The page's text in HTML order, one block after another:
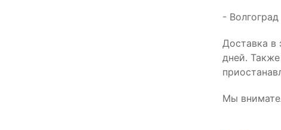
- Волгоград
Доставка в
дней. Также
Мы